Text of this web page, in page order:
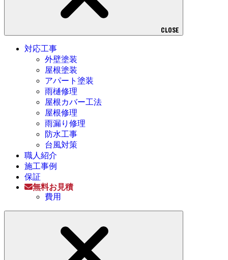
CLOSE
対応工事
外壁塗装
屋根塗装
アパート塗装
雨樋修理
屋根カバー工法
屋根修理
雨漏り修理
防水工事
台風対策
職人紹介
施工事例
保証
無料お見積
費用